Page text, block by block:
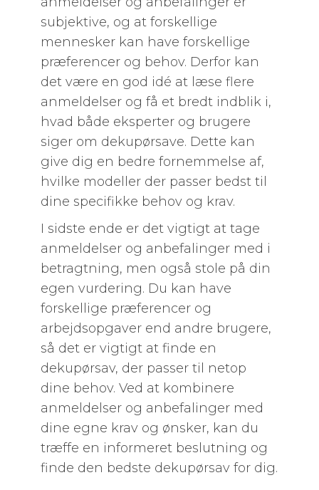
subjektive, og at forskellige
mennesker kan have forskellige
præferencer og behov. Derfor kan
det være en god idé at læse flere
anmeldelser og få et bredt indblik i,
hvad både eksperter og brugere
siger om dekupørsave. Dette kan
give dig en bedre fornemmelse af,
hvilke modeller der passer bedst til
dine specifikke behov og krav.
I sidste ende er det vigtigt at tage
anmeldelser og anbefalinger med i
betragtning, men også stole på din
egen vurdering. Du kan have
forskellige præferencer og
arbejdsopgaver end andre brugere,
så det er vigtigt at finde en
dekupørsav, der passer til netop
dine behov. Ved at kombinere
anmeldelser og anbefalinger med
dine egne krav og ønsker, kan du
træffe en informeret beslutning og
finde den bedste dekupørsav for dig.